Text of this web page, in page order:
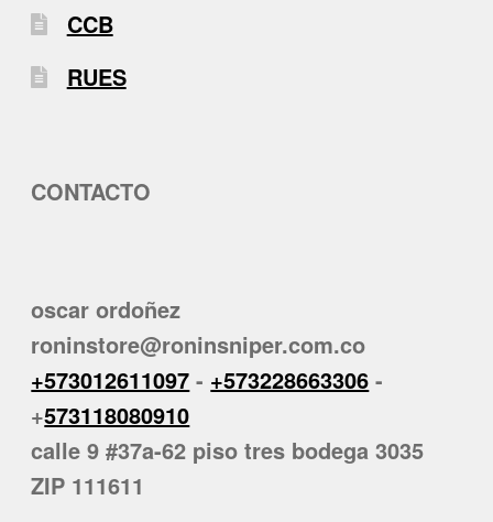
CCB
RUES
CONTACTO
oscar ordoñez
roninstore@roninsniper.com.co
+573012611097 - +573228663306 -
+573118080910
calle 9 #37a-62 piso tres bodega 3035
ZIP 111611